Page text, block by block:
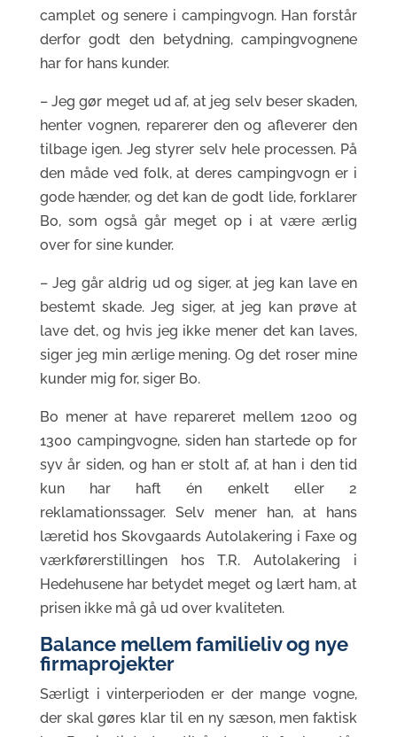
camplet og senere i campingvogn. Han forstår
derfor godt den betydning, campingvognene
har for hans kunder.
– Jeg gør meget ud af, at jeg selv beser skaden,
henter vognen, reparerer den og afleverer den
tilbage igen. Jeg styrer selv hele processen. På
den måde ved folk, at deres campingvogn er i
gode hænder, og det kan de godt lide, forklarer
Bo, som også går meget op i at være ærlig
over for sine kunder.
– Jeg går aldrig ud og siger, at jeg kan lave en
bestemt skade. Jeg siger, at jeg kan prøve at
lave det, og hvis jeg ikke mener det kan laves,
siger jeg min ærlige mening. Og det roser mine
kunder mig for, siger Bo.
Bo mener at have repareret mellem 1200 og
1300 campingvogne, siden han startede op for
syv år siden, og han er stolt af, at han i den tid
kun har haft én enkelt eller 2
reklamationssager. Selv mener han, at hans
læretid hos Skovgaards Autolakering i Faxe og
værkførerstillingen hos T.R. Autolakering i
Hedehusene har betydet meget og lært ham, at
prisen ikke må gå ud over kvaliteten.
Balance mellem familieliv og nye
firmaprojekter
Særligt i vinterperioden er der mange vogne,
der skal gøres klar til en ny sæson, men faktisk